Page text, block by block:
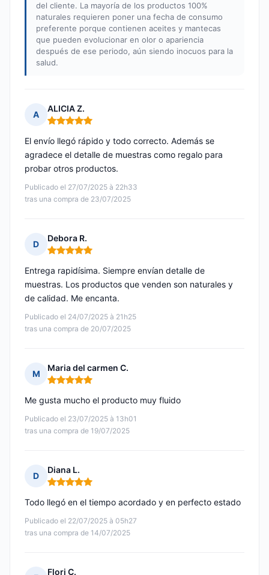
del cliente. La mayoría de los productos 100%
naturales requieren poner una fecha de consumo
preferente porque contienen aceites y mantecas
que pueden evolucionar en olor o apariencia
después de ese periodo, aún siendo inocuos para la
salud.
A
ALICIA Z.
Nota: 5 de 5
Publicado el 27/07/2025 à 22h33
tras una compra de 23/07/2025
El envío llegó rápido y todo correcto. Además se
agradece el detalle de muestras como regalo para
probar otros productos.
D
Debora R.
Nota: 5 de 5
Publicado el 24/07/2025 à 21h25
tras una compra de 20/07/2025
Entrega rapidísima. Siempre envían detalle de
muestras. Los productos que venden son naturales y
de calidad. Me encanta.
M
Maria del carmen C.
Nota: 5 de 5
Publicado el 23/07/2025 à 13h01
tras una compra de 19/07/2025
Me gusta mucho el producto muy fluido
D
Diana L.
Nota: 5 de 5
Publicado el 22/07/2025 à 05h27
tras una compra de 14/07/2025
Todo llegó en el tiempo acordado y en perfecto estado
Flori C.